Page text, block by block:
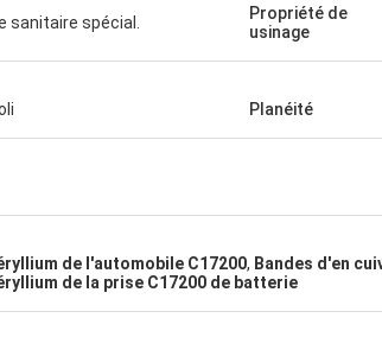
sanitaire spécial.
Propriété de
usinage
Planéité
de l'automobile C17200, Bandes d'en
de la prise C17200 de batterie